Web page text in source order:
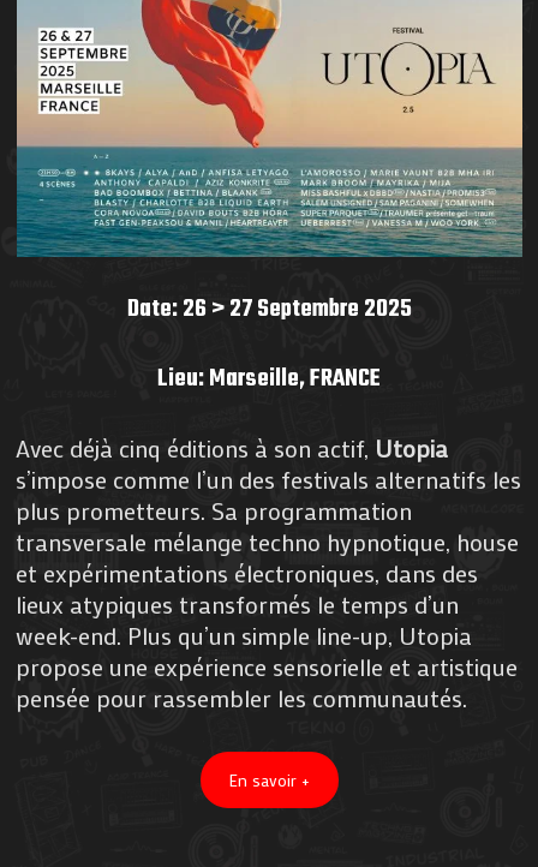
Date: 26 > 27 Septembre 2025
Lieu: Marseille,FRANCE
Avec déjà cinq éditions à son actif, Utopia
s’impose comme l’un des festivals alternatifs les
plus prometteurs. Sa programmation
transversale mélange techno hypnotique, house
et expérimentations électroniques, dans des
lieux atypiques transformés le temps d’un
week-end. Plus qu’un simple line-up, Utopia
propose une expérience sensorielle et artistique
pensée pour rassembler les communautés.
En savoir +